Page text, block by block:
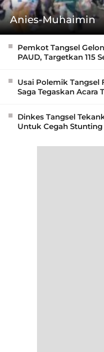
Anies-Muhaimin
Pemkot Tangsel
PAUD, Targetkan 115
Usai Polemik Tangsel
Saga Tegaskan
Dinkes Tangsel
Untuk Cegah Stunting